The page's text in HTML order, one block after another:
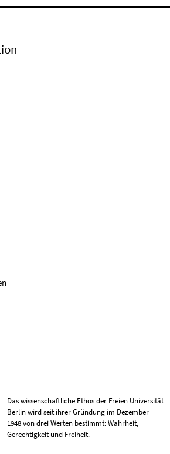
Das wissenschaftliche Ethos der Freien Universität
Berlin wird seit ihrer Gründung im Dezember
1948 von drei Werten bestimmt: Wahrheit,
Gerechtigkeit und Freiheit.